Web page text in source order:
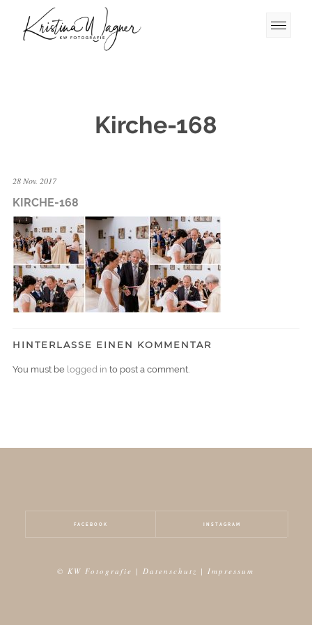
Kirche-168
28 Nov. 2017
KIRCHE-168
HINTERLASSE EINEN KOMMENTAR
You must be logged in to post a comment.
FACEBOOK INSTAGRAM
© KW Fotografie |Datenschutz |Impressum